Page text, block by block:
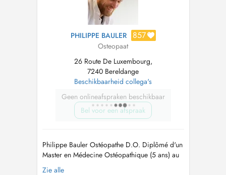
PHILIPPE BAULER 857
Osteopaat
26 Route De Luxembourg,
7240 Bereldange
Beschikbaarheid collega's
Geen onlineafspraken beschikbaar
Bel voor een afspraak
Philippe Bauler Ostéopathe D.O. Diplômé d'un
Master en Médecine Ostéopathique (5 ans) au
Collège Ostéopathique Européen (Holistéa) à
Zie alle